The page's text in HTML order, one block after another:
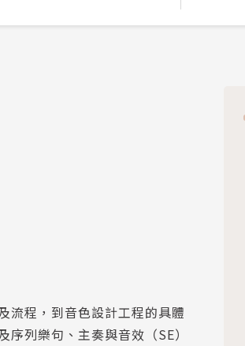
流程，到音色設計工程的具體
列樂句、主奏與音效（SE）